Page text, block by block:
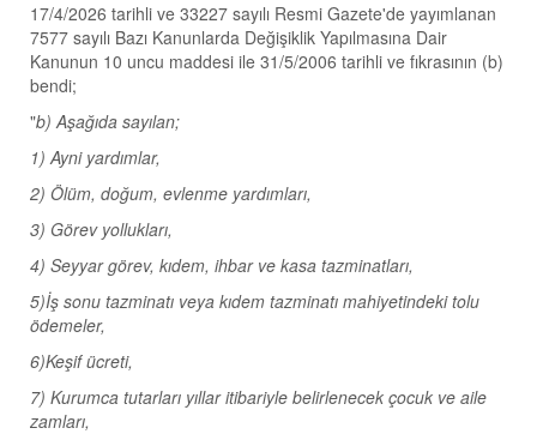
17/4/2026 tarihli ve 33227 sayılı Resmi Gazete'de yayımlanan
7577 sayılı Bazı Kanunlarda Değişiklik Yapılmasına Dair
Kanunun 10 uncu maddesi ile 31/5/2006 tarihli ve fıkrasının (b)
bendi;
"b) Aşağıda sayılan;
1) Ayni yardımlar,
2) Ölüm, doğum, evlenme yardımları,
3) Görev yollukları,
4) Seyyar görev, kıdem, ihbar ve kasa tazminatları,
5)İş sonu tazminatı veya kıdem tazminatı mahiyetindeki tolu
ödemeler,
6)Keşif ücreti,
7) Kurumca tutarları yıllar itibariyle belirlenecek çocuk ve aile
zamları,